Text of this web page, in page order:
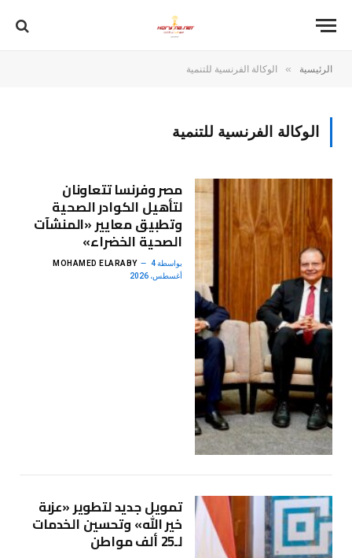
الرئيسية » الوكالة الفرنسية للتنمية
الوكالة الفرنسية للتنمية
مصر وفرنسا تتعاونان
لتأهيل الكوادر الصحية
وتطبيق معايير «المنشآت
الصحية الخضراء»
بواسطة MOHAMED ELARABY
4
أغسطس، 2026
تمويل جديد لتطوير «عزبة
خير الله» وتحسين الخدمات
لـ25 ألف مواطن